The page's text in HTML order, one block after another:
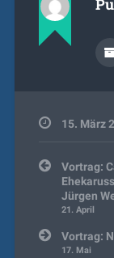
15. März
Vortrag:
Jürgen
21. April
Vortrag:
17. Mai